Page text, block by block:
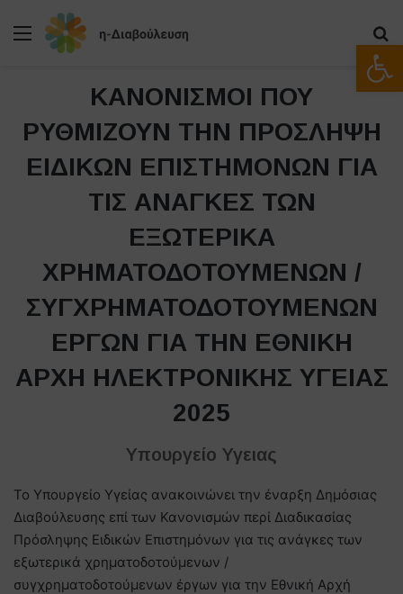
Μενού
ΚΑΝΟΝΙΣΜΟΙ ΠΟΥ
ΡΥΘΜΙΖΟΥΝ ΤΗΝ ΠΡΟΣΛΗΨΗ
ΕΙΔΙΚΩΝ ΕΠΙΣΤΗΜΟΝΩΝ ΓΙΑ
ΤΙΣ ΑΝΑΓΚΕΣ ΤΩΝ
ΕΞΩΤΕΡΙΚΑ
ΧΡΗΜΑΤΟΔΟΤΟΥΜΕΝΩΝ /
ΣΥΓΧΡΗΜΑΤΟΔΟΤΟΥΜΕΝΩΝ
ΕΡΓΩΝ ΓΙΑ ΤΗΝ ΕΘΝΙΚΗ
ΑΡΧΗ ΗΛΕΚΤΡΟΝΙΚΗΣ ΥΓΕΙΑΣ
2025
Υπουργείο Υγειας
Το Υπουργείο Υγείας ανακοινώνει την έναρξη Δημόσιας
Διαβούλευσης επί των Κανονισμών περί Διαδικασίας
Πρόσληψης Ειδικών Επιστημόνων για τις ανάγκες των
εξωτερικά χρηματοδοτούμενων /
συγχρηματοδοτούμενων έργων για την Εθνική Αρχή